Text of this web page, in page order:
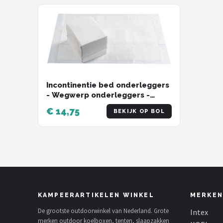
Incontinentie bed onderleggers
- Wegwerp onderleggers -
60x90 cm - 25 stuks -
Matrasbeschermers - Wit
€ 14,75 BEKIJK OP BOL
KAMPEERARTIKELEN WINKEL
De grootste outdoorwinkel van Nederland. Grote
merken outdoor koelboxen, tenten, slaapzakken
MERKEN
Intex